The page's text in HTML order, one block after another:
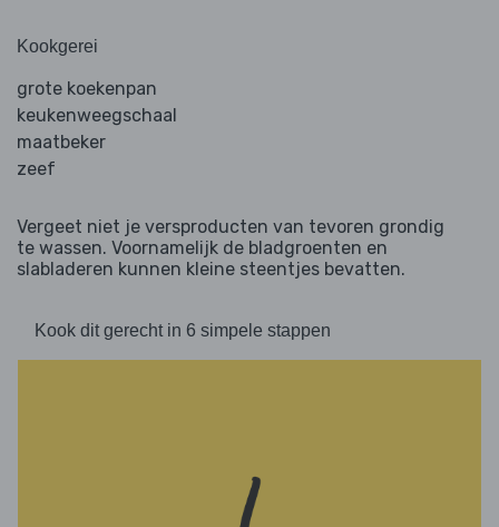
Kookgerei
grote koekenpan
keukenweegschaal
maatbeker
zeef
Vergeet niet je versproducten van tevoren grondig
te wassen. Voornamelijk de bladgroenten en
slabladeren kunnen kleine steentjes bevatten.
Kook dit gerecht in 6 simpele stappen